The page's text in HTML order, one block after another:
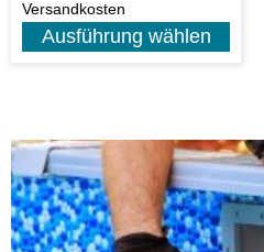
Versandkosten
Ausführung wählen